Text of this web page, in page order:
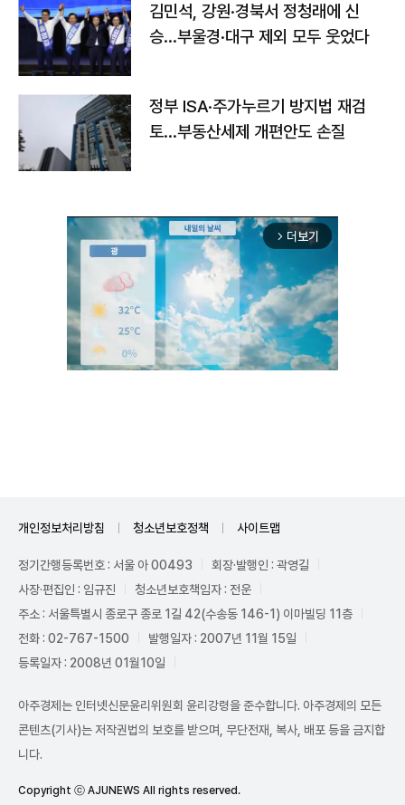
김민석, 강원·경북서 정청래에 신
승…부울경·대구 제외 모두 웃었다
정부 ISA·주가누르기 방지법 재검
토…부동산세제 개편안도 손질
arrow_forward_ios 더보기
개인정보처리방침 청소년보호정책 사이트맵
정기간행등록번호 : 서울 아 00493
회장·발행인 : 곽영길
사장·편집인 : 임규진
청소년보호책임자 : 전운
주소 : 서울특별시 종로구 종로 1길 42(수송동 146-1) 이마빌딩 11층
전화 : 02-767-1500
발행일자 : 2007년 11월 15일
등록일자 : 2008년 01월10일
아주경제는 인터넷신문윤리위원회 윤리강령을 준수합니다. 아주경제의 모든
콘텐츠(기사)는 저작권법의 보호를 받으며, 무단전재, 복사, 배포 등을 금지합
니다.
Copyright ⓒ AJUNEWS All rights reserved.